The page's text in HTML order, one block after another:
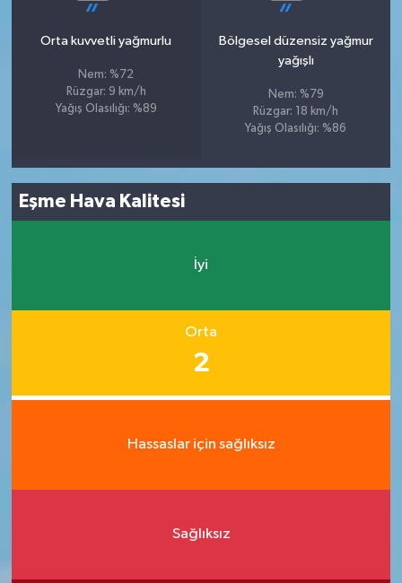
Orta kuvvetli yağmurlu
Nem: %72
Rüzgar: 9 km/h
Yağış Olasılığı: %89
Bölgesel düzensiz yağmur
yağışlı
Nem: %79
Rüzgar: 18 km/h
Yağış Olasılığı: %86
Eşme Hava Kalitesi
İyi
Orta
2
Hassaslar için sağlıksız
Sağlıksız